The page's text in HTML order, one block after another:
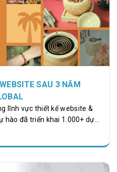
SAU 3 NĂM
lĩnh vực thiết kế website &
hào đã triển khai 1.000+ dự
cho các doanh
những nền tảng vận hành bền